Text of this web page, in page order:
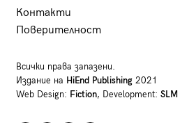
Контакти
Поверителност
Всички права запазени.
Издание на HiEnd Publishing2021
Web Design: Fiction, Development: SLM